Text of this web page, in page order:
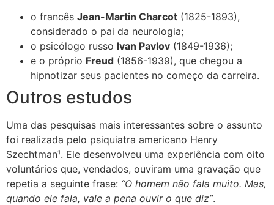
o francês Jean-Martin Charcot (1825-1893),
considerado o pai da neurologia;
o psicólogo russo Ivan Pavlov (1849-1936);
e o próprio Freud (1856-1939), que chegou a
hipnotizar seus pacientes no começo da carreira.
Outros estudos
Uma das pesquisas mais interessantes sobre o assunto
foi realizada pelo psiquiatra americano Henry
Szechtman¹. Ele desenvolveu uma experiência com oito
voluntários que, vendados, ouviram uma gravação que
repetia a seguinte frase: “O homem não fala muito. Mas,
quando ele fala, vale a pena ouvir o que diz”.